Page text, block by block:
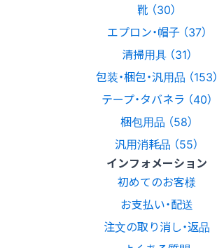
靴 （30）
エプロン・帽子 （37）
清掃用具 （31）
包装・梱包・汎用品 （153）
テープ・タバネラ （40）
梱包用品 （58）
汎用消耗品 （55）
インフォメーション
初めてのお客様
お支払い・配送
注文の取り消し・返品